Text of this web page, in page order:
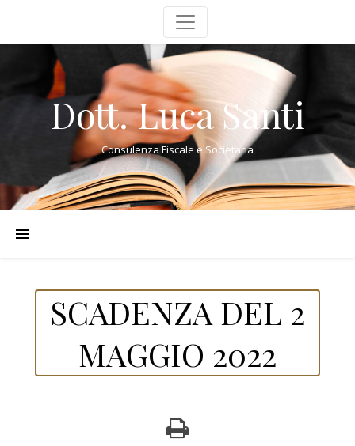
Dott. Luca Santi
Consulenza Fiscale e Societaria
SCADENZA DEL 2
MAGGIO 2022